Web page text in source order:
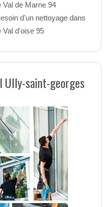
Val de Marne 94
d'un nettoyage dans
Val d'oise 95
Ully-saint-georges